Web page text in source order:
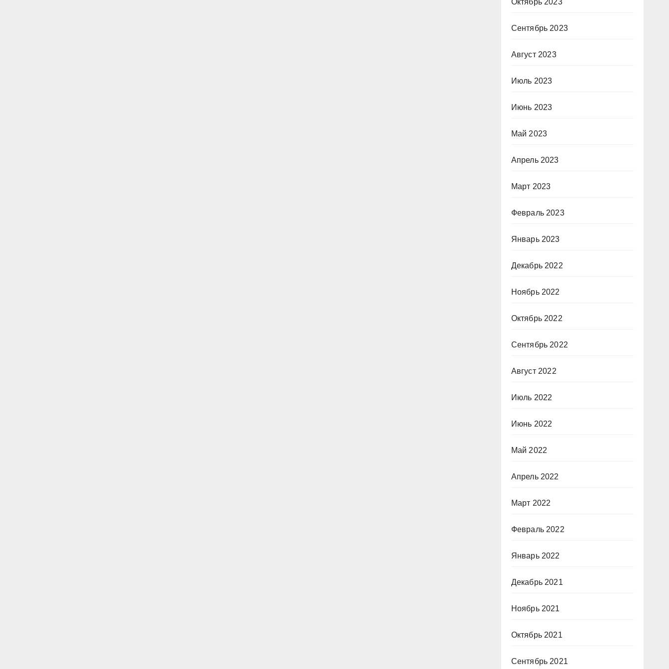
Октябрь 2023
Сентябрь 2023
Август 2023
Июль 2023
Июнь 2023
Май 2023
Апрель 2023
Март 2023
Февраль 2023
Январь 2023
Декабрь 2022
Ноябрь 2022
Октябрь 2022
Сентябрь 2022
Август 2022
Июль 2022
Июнь 2022
Май 2022
Апрель 2022
Март 2022
Февраль 2022
Январь 2022
Декабрь 2021
Ноябрь 2021
Октябрь 2021
Сентябрь 2021